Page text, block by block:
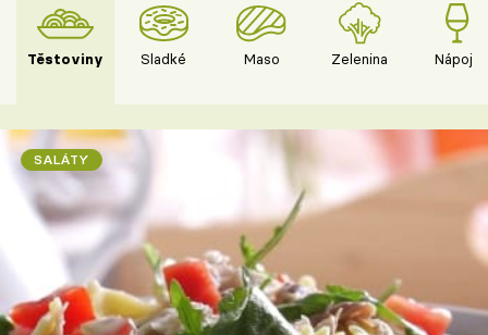
Těstoviny Sladké Maso Zelenina Nápoje
SALÁTY